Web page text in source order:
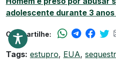
adolescente durante 3
Compartilhe:
Tags: estupro, EUA,